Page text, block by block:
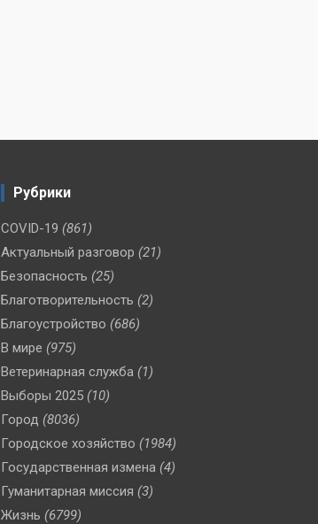
Рубрики
COVID-19 (861)
Актуальный разговор (21)
Безопасность (25)
Благотворительность (2)
Благоустройство (686)
В мире (975)
Ветеринарная служба (1)
Выборы 2025 (10)
Город (8036)
Городское хозяйство (1984)
Государственная измена (4)
Гуманитарная миссия (3)
Жизнь (6799)